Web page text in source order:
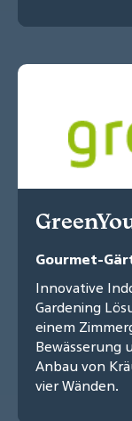
Gourmet-
Innovative
Gardening
einem
Bewässerung
Anbau von
vier Wänden.